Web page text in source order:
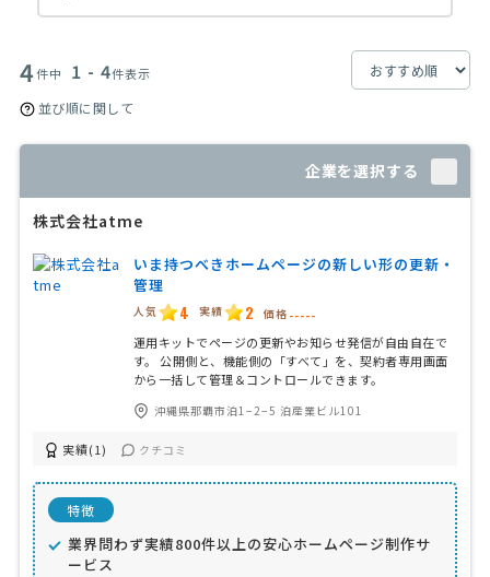
4件中 1 - 4件表示
並び順に関して
企業を選択する
株式会社atme
いま持つべきホームページの新しい形の更新・
管理
人気 4 実績 2 価格 -----
運用キットでページの更新やお知らせ発信が自由自在で
す。 公開側と、機能側の「すべて」を、契約者専用画面
から一括して管理＆コントロールできます。
沖縄県那覇市泊1−2−5 泊産業ビル101
実績(1) クチコミ
特徴
業界問わず実績800件以上の安心ホームページ制作サ
ービス